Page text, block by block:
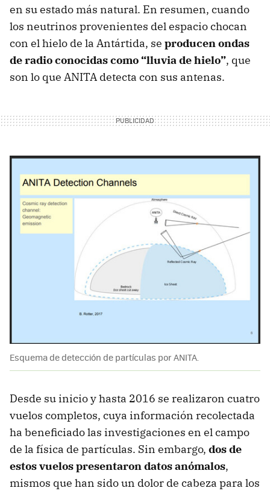
en su estado más natural. En resumen, cuando
los neutrinos provenientes del espacio chocan
con el hielo de la Antártida, se producen ondas
de radio conocidas como “lluvia de hielo”, que
son lo que ANITA detecta con sus antenas.
Esquema de detección de partículas por ANITA.
Desde su inicio y hasta 2016 se realizaron cuatro
vuelos completos, cuya información recolectada
ha beneficiado las investigaciones en el campo
de la física de partículas. Sin embargo, dos de
estos vuelos presentaron datos anómalos,
mismos que han sido un dolor de cabeza para los